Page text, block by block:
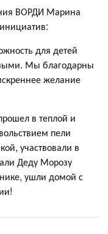
ВОРДИ Марина
для детей
Мы благодарны
желание
в теплой и
пели
участвовали в
Деду Морозу
ушли домой с